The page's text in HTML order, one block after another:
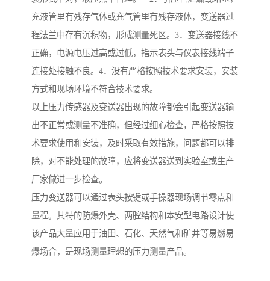
充液管里有残存气体或充气管里有残存液体，变送器过
程法兰中存有沉积物，形成测量死区。3．变送器接线不
正确，电源电压过高或过低，指示表头与仪表接线端子
连接处接触不良。4．没有严格按照技术要求安装，安装
方式和现场环境不符合技术要求。
以上压力传感器及变送器出现的故障都会引起变送器输
出不正常或测量不准确，但经过细心检查，严格按照技
术要求使用和安装，及时采取有效措施，问题都可以排
除，对不能处理的故障，应将变送器送到实验室或生产
厂家做进一步检查。
压力变送器可以通过表头按键或手操器现场调节零点和
量程。其特的防爆外壳、两腔结构和本安型电路设计使
该产品大量应用于油田、石化、天然气和矿井等易燃易
爆场合，是现场测量理想的压力测量产品。